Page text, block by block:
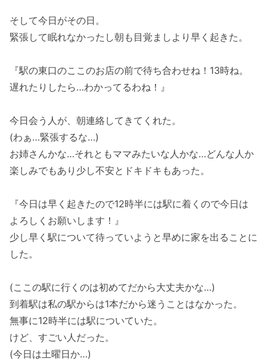
そして今日がその日。
緊張して眠れなかったし朝も目覚ましより早く起きた。
『駅の東口のここのお店の前で待ち合わせね！13時ね。
遅れたりしたら…わかってるわね！』
今日会う人が、朝連絡してきてくれた。
(わぁ…緊張するな…)
お姉さんかな…それともママみたいな人かな…どんな人か
楽しみでもあり少し不安とドキドキもあった。
『今日は早く起きたので12時半には駅に着くので今日は
よろしくお願いします！』
少し早く駅について待っていようと早めに家を出ることに
した。
(ここの駅に行くのは初めてだから大丈夫かな…)
到着駅は私の駅からは1本だから迷うことはなかった。
無事に12時半には駅についていた。
けど、すごい人だった。
(今日は土曜日か…)